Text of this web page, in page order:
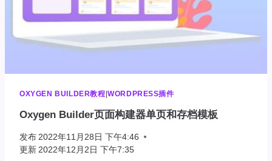
OXYGEN BUILDER教程 |WORDPRESS插件
Oxygen Builder页面构建器单页和存档模板
发布 2022年11月28日 下午4:46
更新 2022年12月2日 下午7:35